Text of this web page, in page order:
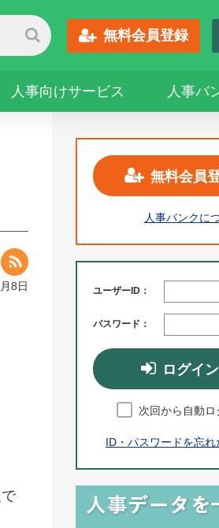
無料会員登録
人事向けサービス 人事バ
8日
無料会員
人事バンクに
ユーザーID：
パスワード：
ログイ
次回から自動ロ
ID・パスワードを忘れ